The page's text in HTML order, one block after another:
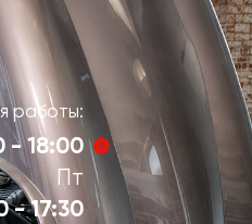
работы:
- 18:00
Пт
- 17:30